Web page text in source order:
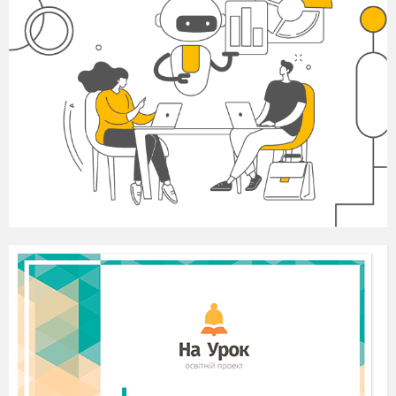
позитивного емоційного настрою. Вітаю вас
панове джури
!
Бажаєм здоров’я пане
керівник гуртка! Панове джури у нас у
курені сьогодні гості, а гостей ми любимо і
чикаємо Чине так, Так! Тож привітайте їх
Бажаємо здоровя панове гості!
У зв’язку з тим, що успіх будь -
якого творчого процесу залежить від його
початку, то я рекомендую створити спокійну
атмосферу для подальшої співтворчості, а
шановне панство хай подиветься які ми козаки.
ІІ. Перевірка опорних знань
«Історична розминка»
На окремому аруші